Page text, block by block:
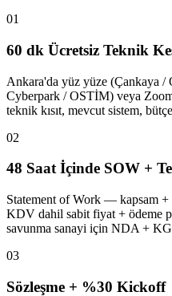
01
60 dk Ücretsiz Teknik
Ankara'da yüz yüze (Çankaya
Cyberpark / OSTİM) veya
teknik kısıt, mevcut sistem,
02
48 Saat İçinde SOW +
Statement of Work — kapsam
KDV dahil sabit fiyat + ödeme
savunma sanayi için NDA +
03
Sözleşme + %30 Kickoff